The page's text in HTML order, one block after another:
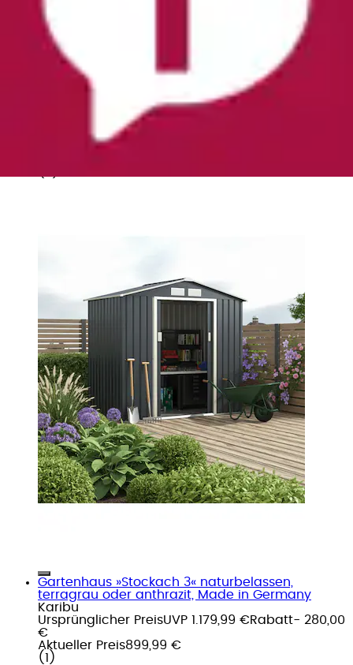
Gerätehaus »Gartenhaus Burgos« wetterfest und
langlebig, nahezu wartungsfrei
KONIFERA
Ursprünglicher Preis
Gartenhaus »Stockach 3« naturbelassen,
terragrau oder anthrazit, Made in Germany
Karibu
Ursprünglicher PreisUVP 1.179,99 €Rabatt- 280,00
€
Aktueller Preis899,99 €
( 1 )